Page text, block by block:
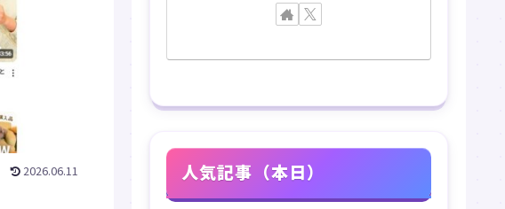
2026.06.11 人気記事（本日）